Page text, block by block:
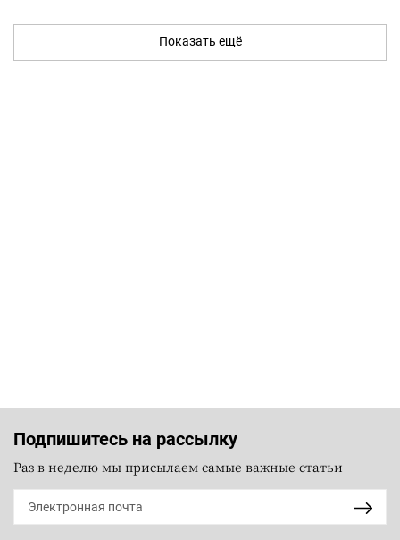
Показать ещё
Подпишитесь на рассылку
Раз в неделю мы присылаем самые важные статьи